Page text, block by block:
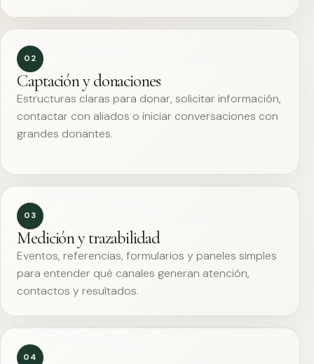
02
Captación y donaciones
Estructuras claras para donar, solicitar información,
contactar con aliados o iniciar conversaciones con
grandes donantes.
03
Medición y trazabilidad
Eventos, referencias, formularios y paneles simples
para entender qué canales generan atención,
contactos y resultados.
04